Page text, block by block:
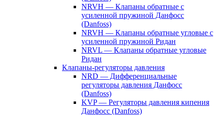
NRVH — Клапаны обратные с
усиленной пружиной Данфосс
(Danfoss)
NRVH — Клапаны обратные угловые с
усиленной пружиной Ридан
NRVL — Клапаны обратные угловые
Ридан
Клапаны-регуляторы давления
NRD — Дифференциальные
регуляторы давления Данфосс
(Danfoss)
KVP — Регуляторы давления кипения
Данфосс (Danfoss)